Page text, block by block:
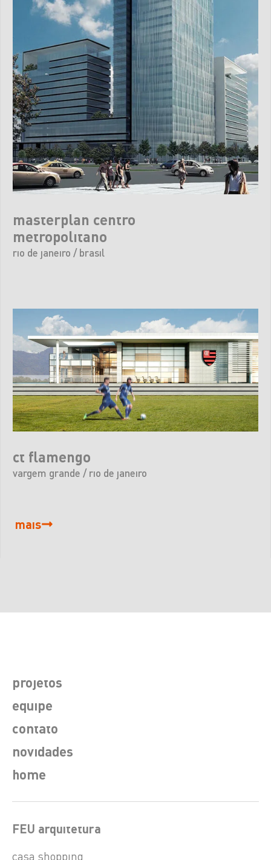
masterplan centro
metropolitano
rio de janeiro / brasil
ct flamengo
vargem grande / rio de janeiro
mais
projetos
equipe
contato
novidades
home
FEU arquitetura
casa shopping